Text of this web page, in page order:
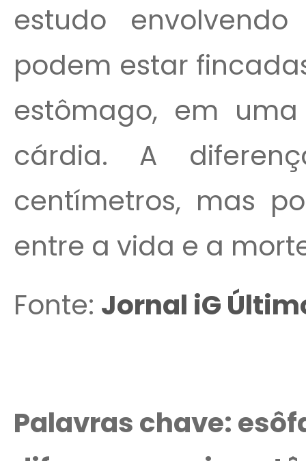
estudo
podem estar
estômago, em
cárdia. A
centímetros, mas
entre a vida e a
Fonte: Jornal iG
Palavras chave: